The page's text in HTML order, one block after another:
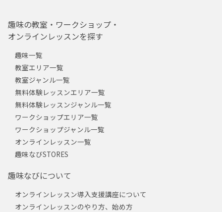
趣味の教室・ワークショップ・
オンラインレッスンを探す
趣味一覧
教室エリア一覧
教室ジャンル一覧
無料体験レッスンエリア一覧
無料体験レッスンジャンル一覧
ワークショップエリア一覧
ワークショップジャンル一覧
オンラインレッスン一覧
趣味なびSTORES
趣味なびについて
オンラインレッスン導入支援講座について
オンラインレッスンのやり方、始め方